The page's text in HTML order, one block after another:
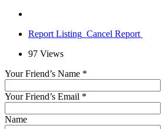
Report Listing Cancel Report
97 Views
Your Friend’s Name *
Your Friend’s Email *
Name